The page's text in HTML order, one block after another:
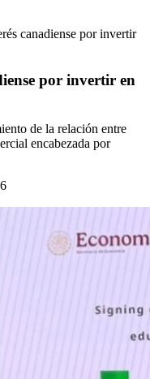
canadiense por invertir
por invertir en
de la relación entre
encabezada por